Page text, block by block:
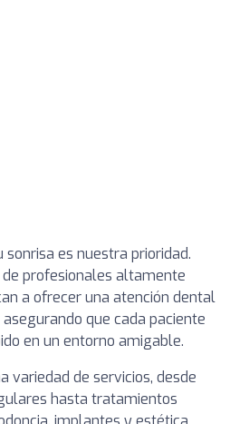
sonrisa es nuestra prioridad.
profesionales altamente
a ofrecer una atención dental
que cada paciente
en un entorno amigable.
variedad de servicios, desde
hasta tratamientos